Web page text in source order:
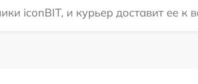
iconBIT, и курьер доставит ее к